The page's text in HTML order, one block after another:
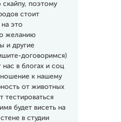
скайпу, поэтому
стоит
это
желанию
и другие
договоримся)
нас в блогах и соц
к нашему
от животных
тестироваться
будет висеть на
в студии